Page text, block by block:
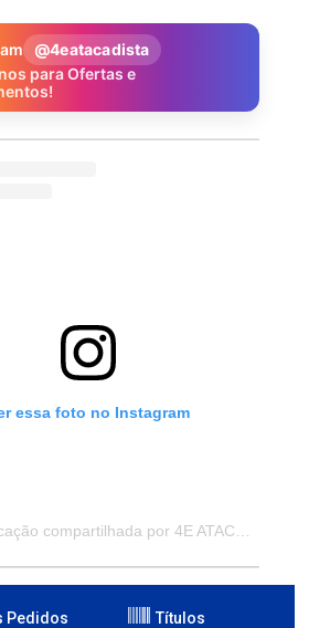
@4eatacadista
para Ofertas e
essa foto no Instagram
Pedidos Títulos